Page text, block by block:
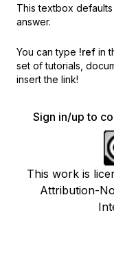
This textbox
answer.
You can type !ref in
set of tutorials,
insert the link!
Sign in/up to
This work is
Attribution-